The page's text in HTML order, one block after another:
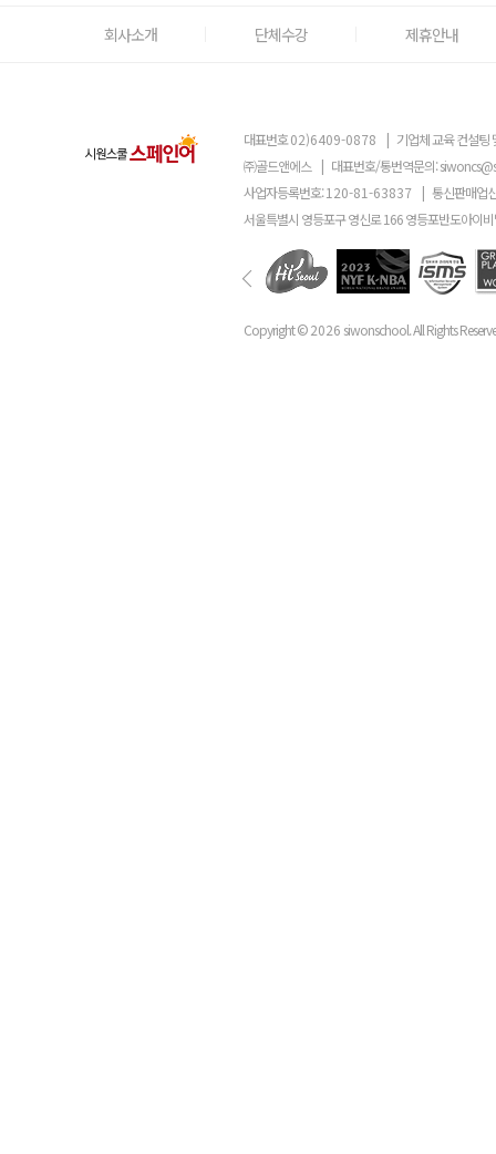
회사소개 단체수강 제휴안내
대표번호02)6409-0878 | 기업체 교육 컨설팅
㈜골드앤에스 | 대표번호/통번역문의:
사업자등록번호:120-81-63837 | 통신판매업
서울특별시 영등포구 영신로 166 영등포반도아이
Copyright ©2026 siwonschool. All Rights